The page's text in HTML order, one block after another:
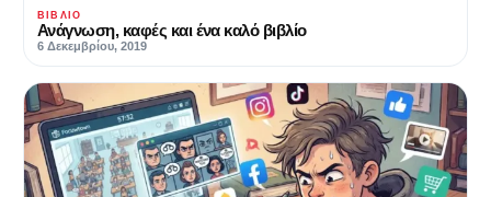
ΒΙΒΛΊΟ
Ανάγνωση, καφές και ένα καλό βιβλίο
6 Δεκεμβρίου, 2019